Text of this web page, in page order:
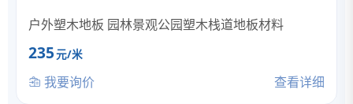
户外塑木地板 园林景观公园塑木栈道地板材料
235元/米
我要询价 查看详细